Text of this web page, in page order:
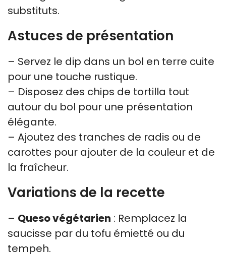
substituts.
Astuces de présentation
– Servez le dip dans un bol en terre cuite
pour une touche rustique.
– Disposez des chips de tortilla tout
autour du bol pour une présentation
élégante.
– Ajoutez des tranches de radis ou de
carottes pour ajouter de la couleur et de
la fraîcheur.
Variations de la recette
– Queso végétarien : Remplacez la
saucisse par du tofu émietté ou du
tempeh.